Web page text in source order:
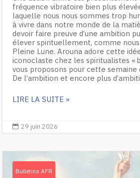
fréquence vibratoire bien plus
laquelle nous nous sommes trop
à vivre dans notre monde de la
devoir faire preuve d’une ambition
élever spirituellement, comme
Pleine Lune. Arouna adore cette
iconoclaste chez les spiritualistes «
vous proposons pour cette semaine
De l’ambition et encore plus
LIRE LA SUITE »
 29 juin 2026
Bulletins AFR